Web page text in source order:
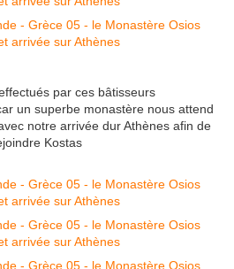
par ces bâtisseurs
un superbe monastère nous attend
notre arrivée dur Athènes afin de
Kostas